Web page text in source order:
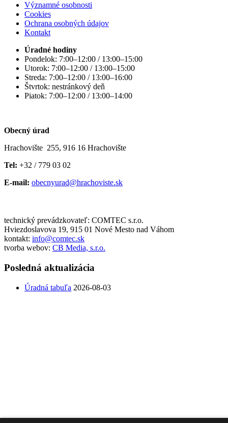
Významné osobnosti
Cookies
Ochrana osobných údajov
Kontakt
Úradné hodiny
Pondelok: 7:00–12:00 / 13:00–15:00
Utorok: 7:00–12:00 / 13:00–15:00
Streda: 7:00–12:00 / 13:00–16:00
Štvrtok: nestránkový deň
Piatok: 7:00–12:00 / 13:00–14:00
Obecný úrad
Hrachovište 255, 916 16 Hrachovište
Tel: +32 / 779 03 02
E-mail: obecnyurad@hrachoviste.sk
technický prevádzkovateľ: COMTEC s.r.o.
Hviezdoslavova 19, 915 01 Nové Mesto nad Váhom
kontakt: info@comtec.sk
tvorba webov: CB Media, s.r.o.
Posledná aktualizácia
Úradná tabuľa 2026-08-03